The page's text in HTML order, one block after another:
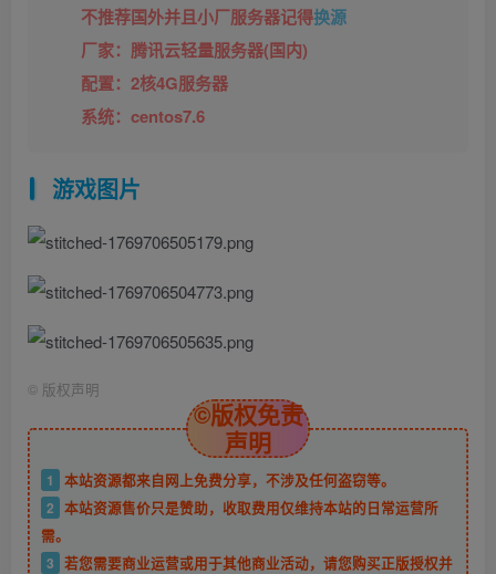
不推荐国外并且小厂服务器记得换源
厂家：腾讯云轻量服务器(国内)
配置：2核4G服务器
系统：centos7.6
游戏图片
© 版权声明
©版权免责
声明
1
本站资源都来自网上免费分享，不涉及任何盗窃等。
2 本站资源售价只是赞助，收取费用仅维持本站的日常运营所
需。
3 若您需要商业运营或用于其他商业活动，请您购买正版授权并